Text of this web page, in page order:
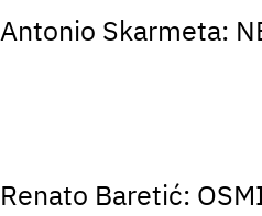
Antonio Skarmeta:
Renato Baretić: